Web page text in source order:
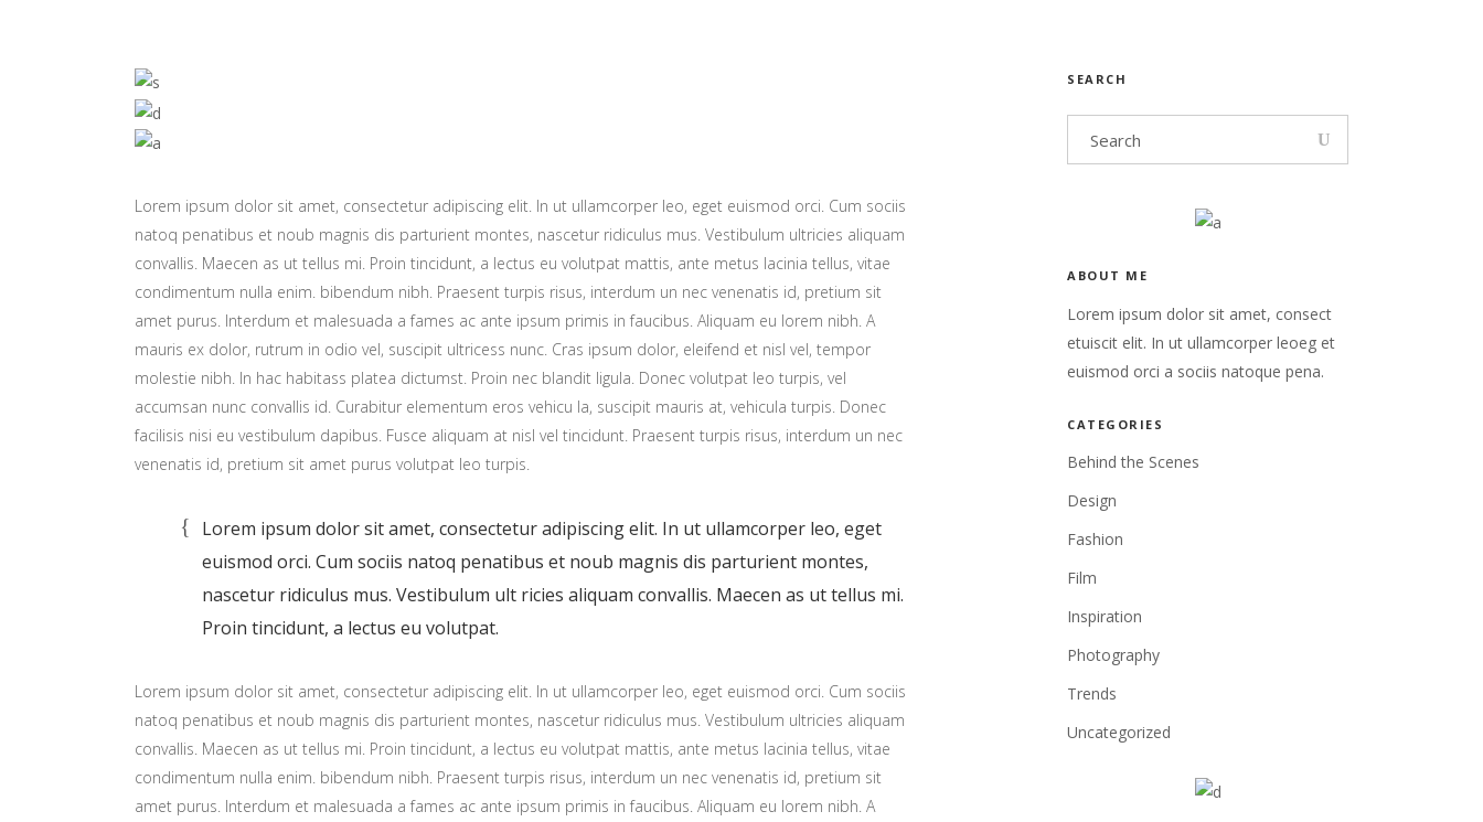
Lorem ipsum dolor sit amet, consectetur adipiscing elit. In ut ullamcorper leo, eget euismod orci. Cum sociis
natoq penatibus et noub magnis dis parturient montes, nascetur ridiculus mus. Vestibulum ultricies aliquam
convallis. Maecen as ut tellus mi. Proin tincidunt, a lectus eu volutpat mattis, ante metus lacinia tellus, vitae
condimentum nulla enim. bibendum nibh. Praesent turpis risus, interdum un nec venenatis id, pretium sit
amet purus. Interdum et malesuada a fames ac ante ipsum primis in faucibus. Aliquam eu lorem nibh. A
mauris ex dolor, rutrum in odio vel, suscipit ultricess nunc. Cras ipsum dolor, eleifend et nisl vel, tempor
molestie nibh. In hac habitass platea dictumst. Proin nec blandit ligula. Donec volutpat leo turpis, vel
accumsan nunc convallis id. Curabitur elementum eros vehicu la, suscipit mauris at, vehicula turpis. Donec
facilisis nisi eu vestibulum dapibus. Fusce aliquam at nisl vel tincidunt. Praesent turpis risus, interdum un nec
venenatis id, pretium sit amet purus volutpat leo turpis.
Lorem ipsum dolor sit amet, consectetur adipiscing elit. In ut ullamcorper leo, eget
euismod orci. Cum sociis natoq penatibus et noub magnis dis parturient montes,
nascetur ridiculus mus. Vestibulum ult ricies aliquam convallis. Maecen as ut tellus mi.
Proin tincidunt, a lectus eu volutpat.
Lorem ipsum dolor sit amet, consectetur adipiscing elit. In ut ullamcorper leo, eget euismod orci. Cum sociis
natoq penatibus et noub magnis dis parturient montes, nascetur ridiculus mus. Vestibulum ultricies aliquam
convallis. Maecen as ut tellus mi. Proin tincidunt, a lectus eu volutpat mattis, ante metus lacinia tellus, vitae
condimentum nulla enim. bibendum nibh. Praesent turpis risus, interdum un nec venenatis id, pretium sit
amet purus. Interdum et malesuada a fames ac ante ipsum primis in faucibus. Aliquam eu lorem nibh. A
SEARCH
ABOUT ME
Lorem ipsum dolor sit amet, consect
etuiscit elit. In ut ullamcorper leoeg et
euismod orci a sociis natoque pena.
CATEGORIES
Behind the Scenes
Design
Fashion
Film
Inspiration
Photography
Trends
Uncategorized